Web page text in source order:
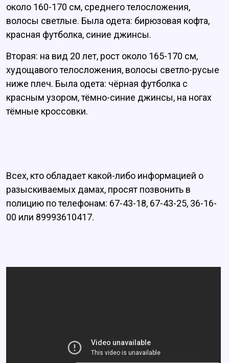
около 160-170 см, среднего телосложения,
волосы светлые. Была одета: бирюзовая кофта,
красная футболка, синие джинсы.
Вторая: на вид 20 лет, рост около 165-170 см,
худощавого телосложения, волосы светло-русые
ниже плеч. Была одета: чёрная футболка с
красным узором, тёмно-синие джинсы, на ногах
тёмные кроссовки.
Всех, кто обладает какой-либо информацией о
разыскиваемых дамах, просят позвонить в
полицию по телефонам: 67-43-18, 67-43-25, 36-16-
00 или 89993610417.